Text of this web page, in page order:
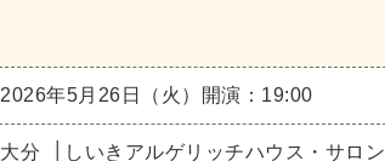
2026年5月26日（火） 開演：19:00
大分 しいきアルゲリッチハウス・サロン